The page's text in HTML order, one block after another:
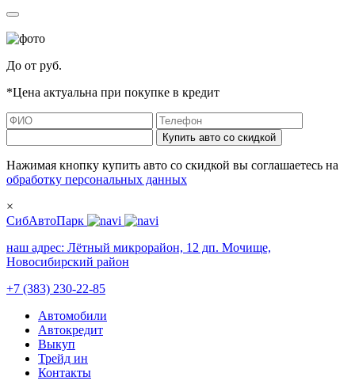
До от руб.
*Цена актуальна при покупке в кредит
Купить авто со скидкой
Нажимая кнопку купить авто со скидкой вы соглашаетесь на
обработку персональных данных
×
СибАвтоПарк
наш адрес: Лётный микрорайон, 12 дп. Мочище,
Новосибирский район
+7 (383) 230-22-85
Автомобили
Автокредит
Выкуп
Трейд ин
Контакты